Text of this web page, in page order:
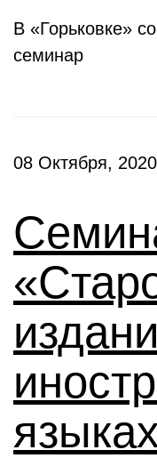
В «Горьковке»
семинар
08 Октября, 2020